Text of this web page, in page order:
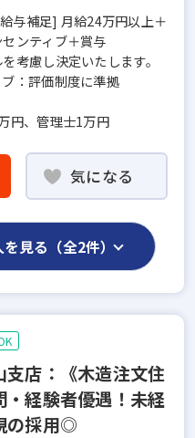
与補足] 月給24万円以上＋
ンティブ＋賞与
考慮し決定いたします。
：評価制度に準拠
円、管理士1万円
気になる
見る（全2件）
店：《木造注文住
経験者優遇！未経
の採用◎